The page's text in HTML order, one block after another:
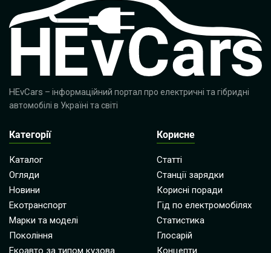
HEvCars – інформаційний портал про електричні та гібридні
автомобілі в Україні та світі
Категорії
Каталог
Огляди
Новини
Екотранспорт
Марки та моделі
Покоління
Корисне
Статті
Станції зарядки
Корисні поради
Гід по електромобілях
Статистика
Глосарій